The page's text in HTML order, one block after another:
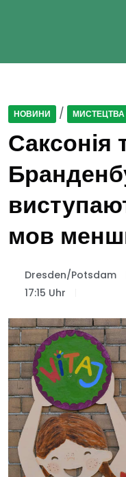
НОВИНИ / МИСТЕЦТВА
Саксонія
мов
Dresden/Potsdam
17:15 Uhr